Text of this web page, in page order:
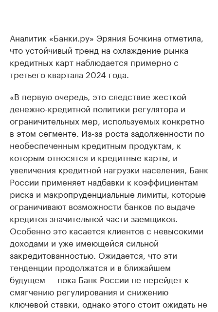
Аналитик «Банки.ру» Эряния Бочкина отметила,
что устойчивый тренд на охлаждение рынка
кредитных карт наблюдается примерно с
третьего квартала 2024 года.
«В первую очередь, это следствие жесткой
денежно-кредитной политики регулятора и
ограничительных мер, используемых конкретно
в этом сегменте. Из-за роста задолженности по
необеспеченным кредитным продуктам, к
которым относятся и кредитные карты, и
увеличения кредитной нагрузки населения, Банк
России применяет надбавки к коэффициентам
риска и макропруденциальные лимиты, которые
ограничивают возможности банков по выдаче
кредитов значительной части заемщиков.
Особенно это касается клиентов с невысокими
доходами и уже имеющейся сильной
закредитованностью. Ожидается, что эти
тенденции продолжатся и в ближайшем
будущем — пока Банк России не перейдет к
смягчению регулирования и снижению
ключевой ставки, однако этого стоит ожидать не